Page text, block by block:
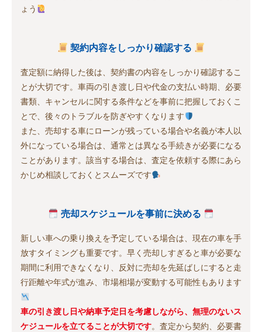
ょう
契約内容をしっかり確認する
査定額に納得した後は、契約書の内容をしっかり確認するこ
とが大切です。車両の引き渡し日や代金の支払い時期、必要
書類、キャンセルに関する条件などを事前に把握しておくこ
とで、後々のトラブルを防ぎやすくなります
また、売却する車にローンが残っている場合や名義が本人以
外になっている場合は、通常とは異なる手続きが必要になる
ことがあります。該当する場合は、査定を依頼する際にあら
かじめ相談しておくとスムーズです
売却スケジュールを事前に決める
新しい車への乗り換えを予定している場合は、現在の車を手
放すタイミングも重要です。早く売却しすぎると車が必要な
期間に利用できなくなり、反対に売却を先延ばしにすると走
行距離や年式が進み、市場相場が変動する可能性もあります
車の引き渡し日や納車予定日を考慮しながら、無理のないス
ケジュールを立てることが大切です。査定から契約、必要書